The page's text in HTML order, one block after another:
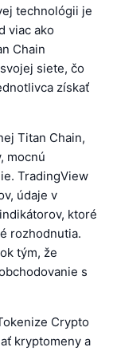
technológii je
viac ako
Chain
siete, čo
získať
Titan Chain,
mocnú
TradingView
údaje v
ktoré
rozhodnutia.
tým, že
s
Crypto
kryptomeny a